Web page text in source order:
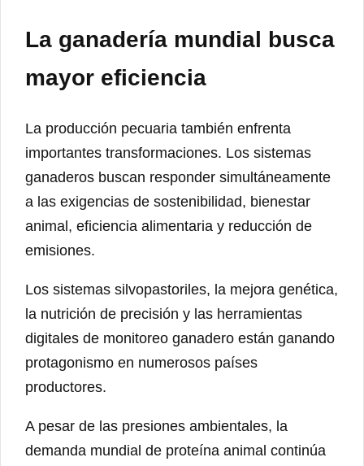
La ganadería mundial busca
mayor eficiencia
La producción pecuaria también enfrenta
importantes transformaciones. Los sistemas
ganaderos buscan responder simultáneamente
a las exigencias de sostenibilidad, bienestar
animal, eficiencia alimentaria y reducción de
emisiones.
Los sistemas silvopastoriles, la mejora genética,
la nutrición de precisión y las herramientas
digitales de monitoreo ganadero están ganando
protagonismo en numerosos países
productores.
A pesar de las presiones ambientales, la
demanda mundial de proteína animal continúa